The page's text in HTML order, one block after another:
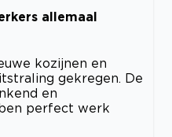
allemaal
kozijnen en
gekregen. De
en
perfect werk